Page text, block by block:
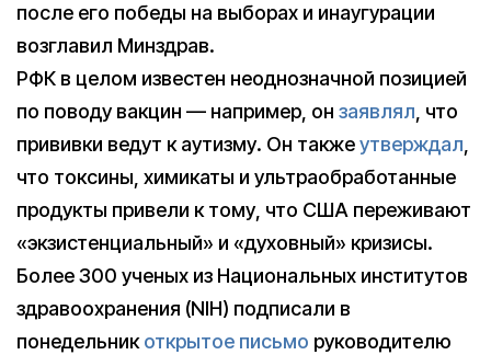
после его победы на выборах и инаугурации
возглавил Минздрав.
РФК в целом известен неоднозначной позицией
по поводу вакцин — например, он заявлял, что
прививки ведут к аутизму. Он такжеутверждал,
что токсины, химикаты и ультраобработанные
продукты привели к тому, что США переживают
«экзистенциальный» и «духовный» кризисы.
Более 300 ученых из Национальных институтов
здравоохранения (NIH) подписали в
понедельникоткрытое письмо руководителю